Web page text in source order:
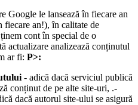
Google le lansează în fiecare an
fiecare an!), în calitate de
cont în special de o
actualizare analizează conținutul
ar fi: P>:
- adică dacă serviciul publică
conținut de pe alte site-uri, .-
dacă autorul site-ului se asigură